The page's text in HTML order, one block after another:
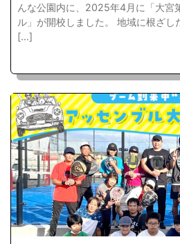
んな公園内に、2025年4月に「大宮
ル」が開校しました。 地域に根ざし
[…]